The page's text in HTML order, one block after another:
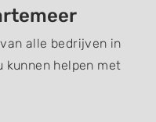
alle bedrijven in
kunnen helpen met